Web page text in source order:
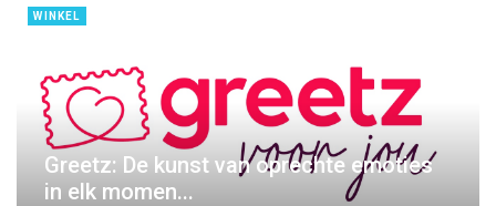
WINKEL
Greetz: De kunst van oprechte emoties
in elk momen...